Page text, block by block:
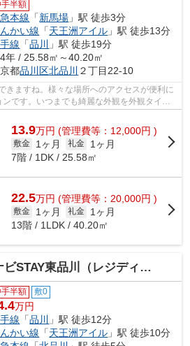
手半額
本線 「新馬場 」駅 徒歩3分
かい線 「天王洲アイル 」駅 徒歩13分
線 「品川
」駅 徒歩19分
年 / 25.58㎡～40.20㎡
都品川区北品川 ２丁目22-10
きますね。様々な場所へのアクセスが便利に
です。いつまでも綺麗な外観を外観タイル
犯対策も...
13.9万円 (管理費等：12,000円 )
敷金 1ヶ月 礼金
1ヶ月
7階 / 1DK / 25.58㎡
22.5万円 (管理費等：20,000円 )
敷金 1ヶ月 礼金
1ヶ月
13階 / 1LDK / 40.20㎡
STAY東品川（レジディア東品川）
手半額 敷0
万円
線 「品川
」駅 徒歩12分
かい線 「天王洲アイル 」駅 徒歩10分